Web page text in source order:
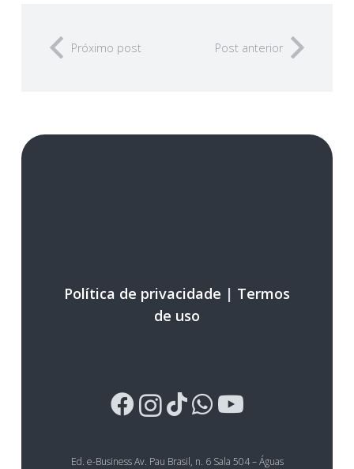
Próximo post Post anterior
Política de privacidade | Termos
de uso
Ed. e-Business Av. Pau Brasil, n. 6 Sala 504 – Águas